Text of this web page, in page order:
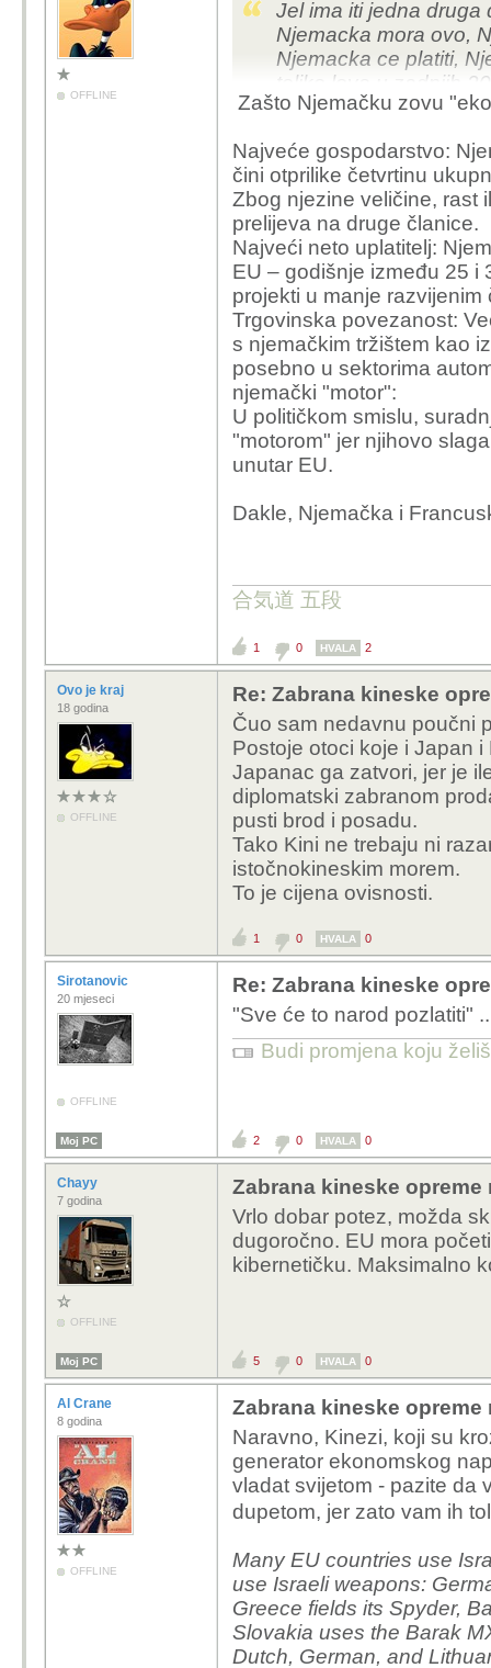
OFFLINE
Jel ima iti jedna
Njemacka mora ovo,
Njemacka ce platiti,
toliko love u zadnjih
internet ratnike koji joj
Zašto Njemačku zovu
Najveće gospodarstvo:
čini otprilike četvrtinu
Zbog njezine veličine, rast
prelijeva na druge članice.
Najveći neto uplatitelj:
EU – godišnje između 25 i
projekti u manje razvijenim
Trgovinska povezanost:
s njemačkim tržištem kao
posebno u sektorima
njemački "motor":
U političkom smislu,
"motorom" jer njihovo
unutar EU.
Dakle, Njemačka i
合気道 五段
1 0 HVALA 2
Ovo je kraj
18 godina
OFFLINE
Re: Zabrana kineske
Čuo sam nedavnu poučni
Postoje otoci koje i Japan
Japanac ga zatvori, jer je
diplomatski zabranom
pusti brod i posadu.
Tako Kini ne trebaju ni
istočnokineskim morem.
To je cijena ovisnosti.
1 0 HVALA 0
Sirotanovic
20 mjeseci
OFFLINE
Re: Zabrana kineske
"Sve će to narod pozlatiti"
Budi promjena koju
Moj PC 2 0 HVALA 0
Chayy
7 godina
OFFLINE
Zabrana kineske
Vrlo dobar potez, možda
dugoročno. EU mora
kibernetičku. Maksimalno
Moj PC 5 0 HVALA 0
Al Crane
8 godina
OFFLINE
Zabrana kineske
Naravno, Kinezi, koji su
generator ekonomskog
vladat svijetom - pazite da
dupetom, jer zato vam ih
Many EU countries use
use Israeli weapons:
Greece fields its Spyder,
Slovakia uses the Barak
Dutch, German, and